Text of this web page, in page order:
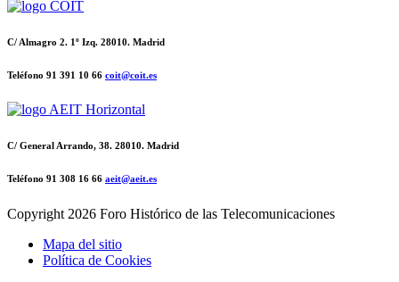
C/ Almagro 2. 1º Izq. 28010. Madrid
Teléfono 91 391 10 66 coit@coit.es
C/ General Arrando, 38. 28010. Madrid
Teléfono 91 308 16 66 aeit@aeit.es
Copyright 2026 Foro Histórico de las Telecomunicaciones
Mapa del sitio
Política de Cookies